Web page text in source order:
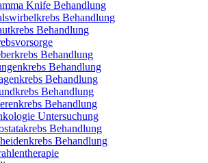
Knife Behandlung
Behandlung
Behandlung
Behandlung
Behandlung
Behandlung
Behandlung
Behandlung
Untersuchung
Behandlung
Behandlung